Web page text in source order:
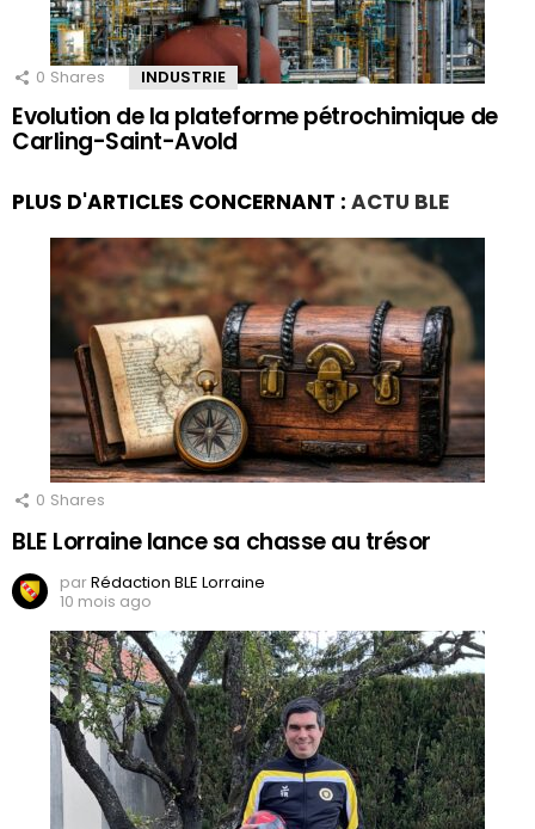
0 Shares INDUSTRIE
Evolution de la plateforme pétrochimique de
Carling-Saint-Avold
PLUS D'ARTICLES CONCERNANT : ACTU BLE
0 Shares
BLE Lorraine lance sa chasse au trésor
parRédaction BLE Lorraine
10 mois ago